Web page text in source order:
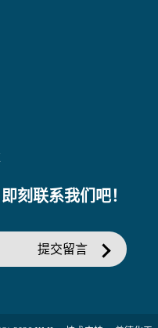
即刻联系我们吧！
提交留言